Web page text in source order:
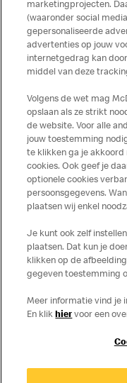
ingrediënten.
voedingswaarde- en
te houden. De
toepassing op de in
meer informatie over
op de McDonald's
Publicatiefouten
Over ons
Services
Contact
marketingprojecten.
(waaronder social
gepersonaliseerde
advertenties op jouw
internetgedrag kan
middel van deze
Volgens de wet mag
opslaan als ze strikt
de website. Voor alle
jouw toestemming
te klikken ga je
cookies. Ook geef je
optionele cookies
persoonsgegevens.
plaatsen wij enkel
Je kunt ook zelf
plaatsen. Dat kun je
klikken op de afbeelding
gegeven toestemming
Meer informatie vind je
En klikhier voor een